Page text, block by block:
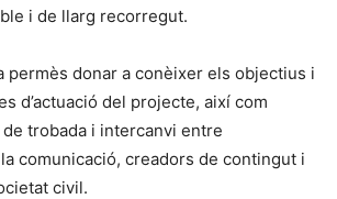
i de llarg recorregut.
permès donar a conèixer els objectius i
d’actuació del projecte, així com
trobada i intercanvi entre
comunicació, creadors de contingut i
civil.